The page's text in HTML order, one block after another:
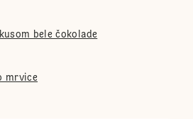
bele čokolade
mrvice